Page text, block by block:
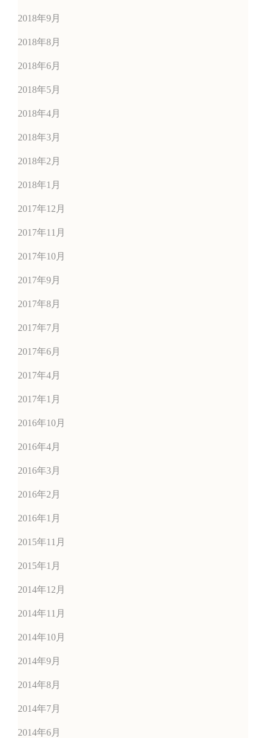
2018年9月
2018年8月
2018年6月
2018年5月
2018年4月
2018年3月
2018年2月
2018年1月
2017年12月
2017年11月
2017年10月
2017年9月
2017年8月
2017年7月
2017年6月
2017年4月
2017年1月
2016年10月
2016年4月
2016年3月
2016年2月
2016年1月
2015年11月
2015年1月
2014年12月
2014年11月
2014年10月
2014年9月
2014年8月
2014年7月
2014年6月